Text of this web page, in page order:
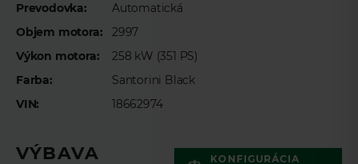
Preferovaný čas telefonického kontaktu
Prevodovka:
Automatická
Objem motora:
2997
Výkon motora:
258 kW (351 PS)
Farba:
Santorini Black
VIN:
18662974
VÝBAVA
KONFIGURÁCIA